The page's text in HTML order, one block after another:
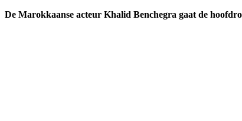
De Marokkaanse acteur Khalid Benchegra gaat de